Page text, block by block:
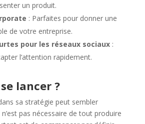
un produit.
: Parfaites pour donner une
de votre entreprise.
pour les réseaux sociaux:
l’attention rapidement.
lancer ?
sa stratégie peut sembler
pas nécessaire de tout produire